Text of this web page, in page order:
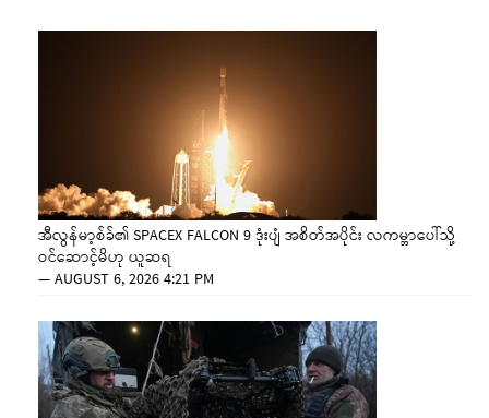
အီလွန်မာ့စ်ခ်၏ SPACEX FALCON 9 ဒုံးပျံ အစိတ်အပိုင်း လကမ္ဘာပေါ်သို့
ဝင်ဆောင့်မိဟု ယူဆရ
—AUGUST 6, 2026 4:21 PM